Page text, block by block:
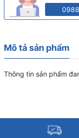
Mô tả sản phẩm
Thông tin sản phẩm